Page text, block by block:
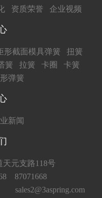
资质荣誉 企业视频
形截面模具弹簧
扭簧
簧 拉簧 卡圈
卡簧
弹簧
新闻
元支路118号
87071668
sales2@3aspring.com